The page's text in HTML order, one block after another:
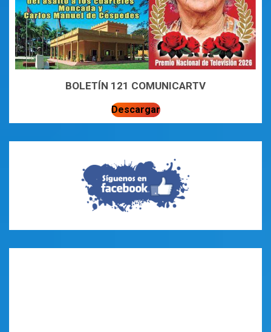
BOLETÍN 121 COMUNICARTV
Descargar